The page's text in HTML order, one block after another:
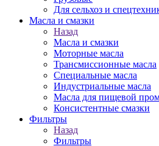
Для сельхоз и
Масла и смазки
Назад
Масла и смазки
Моторные масла
Трансмиссионные масла
Специальные масла
Индустриальные масла
Масла для пищевой
Консистентные смазки
Фильтры
Назад
Фильтры